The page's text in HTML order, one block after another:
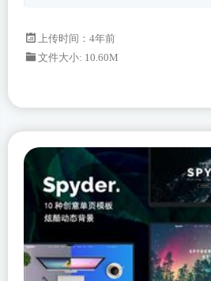
上传时间：4年前
文件大小: 10.60M